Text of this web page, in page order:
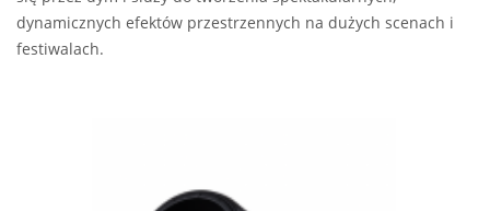
dynamicznych efektów przestrzennych na dużych scenach i
festiwalach.